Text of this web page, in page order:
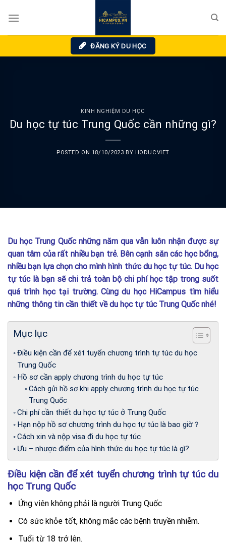
ĐĂNG KÝ DU HỌC
KINH NGHIỆM DU HỌC
Du học tự túc Trung Quốc cần những gì?
POSTED ON 18/10/2023 BY HODUCVIET
Du học Trung Quốc những năm qua vẫn luôn nhận được sự
quan tâm của rất nhiều bạn trẻ. Bên cạnh săn các học bổng,
nhiều bạn lựa chọn cho mình hình thức du học tự túc. Du học
tự túc là bạn sẽ chi trả toàn bộ chi phí học tập trong suốt
quá trình học tại trường. Cùng du học HiCampus tìm hiểu
những thông tin cần thiết về du học tự túc Trung Quốc nhé!
Mục lục
Điều kiện cần để xét tuyển chương trình tự túc du học
Trung Quốc
Hồ sơ cần apply chương trình du học tự túc
Cách gửi hồ sơ khi apply chương trình du học tự túc
Trung Quốc
Chi phí cần thiết du học tự túc ở Trung Quốc
Hạn nộp hồ sơ chương trình du học tự túc là bao giờ？
Cách xin và nộp visa đi du học tự túc
Ưu – nhược điểm của hình thức du học tự túc là gì?
Điều kiện cần để xét tuyển chương trình tự túc du
học Trung Quốc
Ứng viên không phải là người Trung Quốc
Có sức khỏe tốt, không mắc các bệnh truyền nhiễm.
Tuổi từ 18 trở lên.